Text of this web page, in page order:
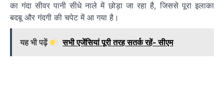
का गंदा सीवर पानी सीधे नाले में छोड़ा जा रहा है, जिससे पूरा इलाका
बदबू और गंदगी की चपेट में आ गया है।
यह भी पढ़ें सभी एजेंसियां पूरी तरह सतर्क रहें- सीएम